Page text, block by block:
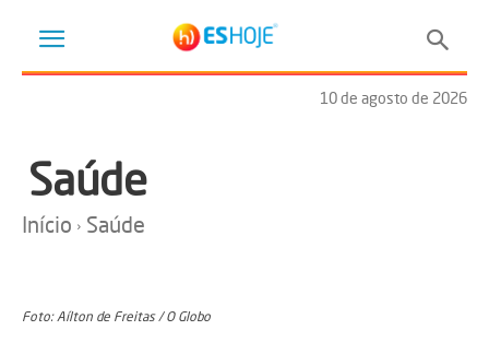
10 de agosto de 2026
Saúde
Início Saúde
Foto: Aílton de Freitas / O Globo